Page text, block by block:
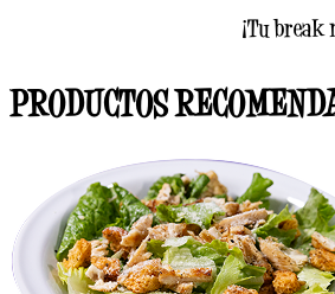
¡Tu break más cool está aquí!
PRODUCTOS